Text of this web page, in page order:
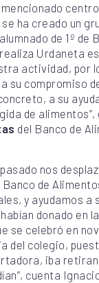
mencionado
ha creado un
de 1º de
Urdaneta
actividad, por
su compromiso
a su
de alimentos”,
del Banco de
nos
de
y ayudamos a
donado en
se celebró en
del colegio,
iba
cuenta